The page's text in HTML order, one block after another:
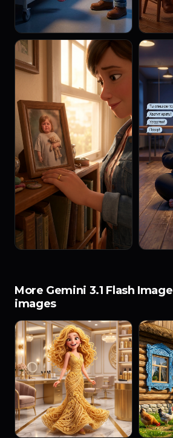
More Gemini 3.1 Flash Image
images